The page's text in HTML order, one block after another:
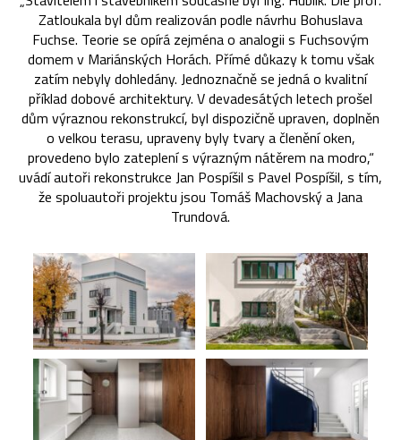
Zatloukala byl dům realizován podle návrhu Bohuslava
Fuchse. Teorie se opírá zejména o analogii s Fuchsovým
domem v Mariánských Horách. Přímé důkazy k tomu však
zatím nebyly dohledány. Jednoznačně se jedná o kvalitní
příklad dobové architektury. V devadesátých letech prošel
dům výraznou rekonstrukcí, byl dispozičně upraven, doplněn
o velkou terasu, upraveny byly tvary a členění oken,
provedeno bylo zateplení s výrazným nátěrem na modro,“
uvádí autoři rekonstrukce Jan Pospíšil s Pavel Pospíšil, s tím,
že spoluautoři projektu jsou Tomáš Machovský a Jana
Trundová.